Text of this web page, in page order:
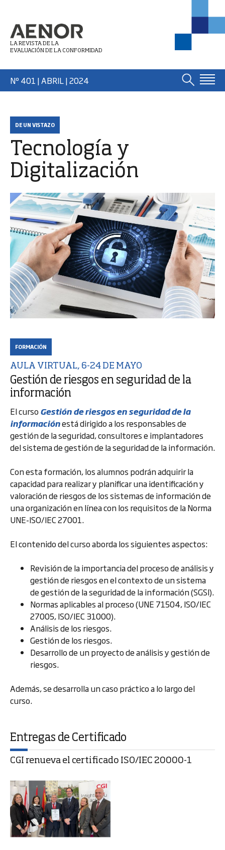
LA REVISTA DE LA
EVALUACIÓN DE LA CONFORMIDAD
Nº 401 | ABRIL| 2024
DE UN VISTAZO
Tecnología y
Digitalización
FORMACIÓN
AULA VIRTUAL, 6-24 DE MAYO
Gestión de riesgos en seguridad de la
información
El cursoGestión de riesgos en seguridad de la
informaciónestá dirigido a los responsables de
gestión de la seguridad, consultores e implantadores
del sistema de gestión de la seguridad de la información.
Con esta formación, los alumnos podrán adquirir la
capacidad para realizar y planificar una identificación y
valoración de riesgos de los sistemas de información de
una organización en línea con los requisitos de la Norma
UNE-ISO/IEC 27001.
El contenido del curso aborda los siguientes aspectos:
Revisión de la importancia del proceso de análisis y
gestión de riesgos en el contexto de un sistema
de gestión de la seguridad de la información (SGSI).
Normas aplicables al proceso (UNE 71504, ISO/IEC
27005, ISO/IEC 31000).
Análisis de los riesgos.
Gestión de los riesgos.
Desarrollo de un proyecto de análisis y gestión de
riesgos.
Además, se desarrolla un caso práctico a lo largo del
curso.
Entregas de Certificado
CGI renueva el certificado ISO/IEC 20000-1